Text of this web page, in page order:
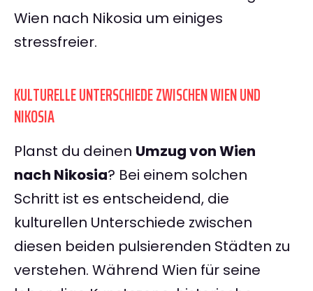
Wien nach Nikosia um einiges
stressfreier.
KULTURELLE UNTERSCHIEDE ZWISCHEN WIEN UND
NIKOSIA
Planst du deinen Umzug von Wien
nach Nikosia? Bei einem solchen
Schritt ist es entscheidend, die
kulturellen Unterschiede zwischen
diesen beiden pulsierenden Städten zu
verstehen. Während Wien für seine